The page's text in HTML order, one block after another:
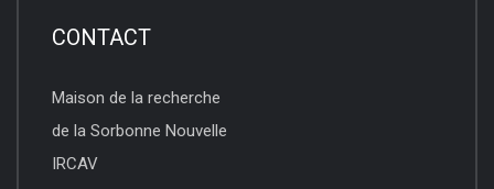
CONTACT
Maison de la recherche
de la Sorbonne Nouvelle
IRCAV